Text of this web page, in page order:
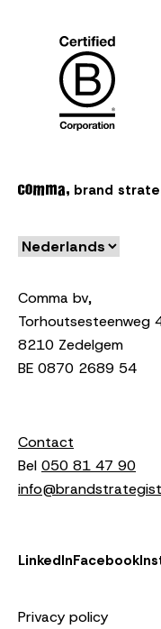
brand
Comma bv,
Torhoutsesteenweg
8210 Zedelgem
BE 0870 2689 54
Contact
Bel 050 81 47 90
LinkedInFacebook
Privacy policy